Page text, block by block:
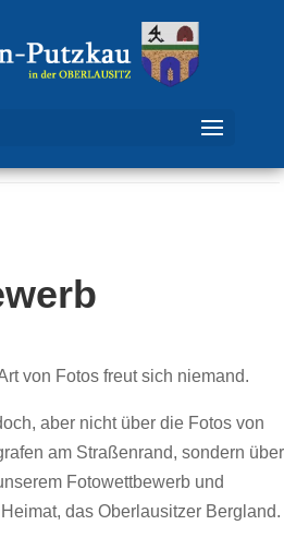
von Fotos freut sich niemand.
aber nicht über die Fotos von
am Straßenrand, sondern über
Fotowettbewerb und
das Oberlausitzer Bergland.